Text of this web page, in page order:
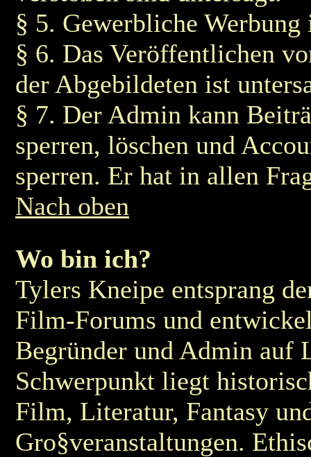
§ 5. Gewerbliche Werbung
§ 6. Das Veröffentlichen
der Abgebildeten ist
§ 7. Der Admin kann
sperren, löschen und
sperren. Er hat in allen
Nach oben
Wo bin ich?
Tylers Kneipe entsprang
Film-Forums und
Begründer und Admin auf
Schwerpunkt liegt
Film, Literatur, Fantasy
Gro§veranstaltungen.